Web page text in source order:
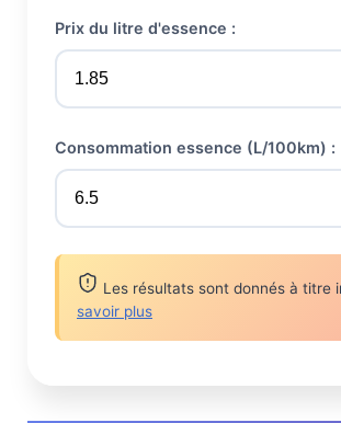
Prix du litre d'essence :
Consommation essence (L/100km) :
Les résultats sont donnés à titre
savoir plus